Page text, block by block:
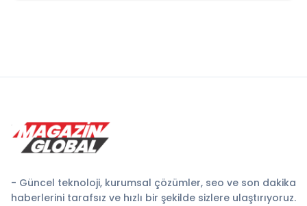
- Güncel teknoloji, kurumsal çözümler, seo ve son dakika
haberlerini tarafsız ve hızlı bir şekilde sizlere ulaştırıyoruz.